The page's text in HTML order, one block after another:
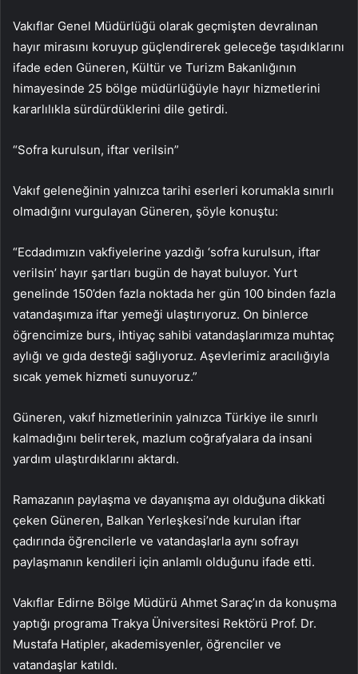
Vakıflar Genel Müdürlüğü olarak geçmişten devralınan
hayır mirasını koruyup güçlendirerek geleceğe taşıdıklarını
ifade eden Güneren, Kültür ve Turizm Bakanlığının
himayesinde 25 bölge müdürlüğüyle hayır hizmetlerini
kararlılıkla sürdürdüklerini dile getirdi.
“Sofra kurulsun, iftar verilsin”
Vakıf geleneğinin yalnızca tarihi eserleri korumakla sınırlı
olmadığını vurgulayan Güneren, şöyle konuştu:
“Ecdadımızın vakfiyelerine yazdığı ‘sofra kurulsun, iftar
verilsin’ hayır şartları bugün de hayat buluyor. Yurt
genelinde 150’den fazla noktada her gün 100 binden fazla
vatandaşımıza iftar yemeği ulaştırıyoruz. On binlerce
öğrencimize burs, ihtiyaç sahibi vatandaşlarımıza muhtaç
aylığı ve gıda desteği sağlıyoruz. Aşevlerimiz aracılığıyla
sıcak yemek hizmeti sunuyoruz.”
Güneren, vakıf hizmetlerinin yalnızca Türkiye ile sınırlı
kalmadığını belirterek, mazlum coğrafyalara da insani
yardım ulaştırdıklarını aktardı.
Ramazanın paylaşma ve dayanışma ayı olduğuna dikkati
çeken Güneren, Balkan Yerleşkesi’nde kurulan iftar
çadırında öğrencilerle ve vatandaşlarla aynı sofrayı
paylaşmanın kendileri için anlamlı olduğunu ifade etti.
Vakıflar Edirne Bölge Müdürü Ahmet Saraç’ın da konuşma
yaptığı programa Trakya Üniversitesi Rektörü Prof. Dr.
Mustafa Hatipler, akademisyenler, öğrenciler ve
vatandaşlar katıldı.